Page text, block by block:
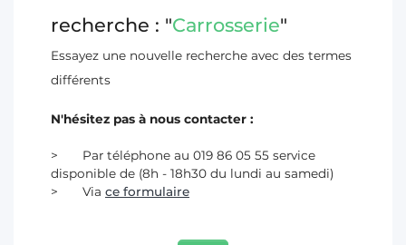
recherche : "Carrosserie"
Essayez une nouvelle recherche avec des termes
différents
N'hésitez pas à nous contacter :
Par téléphone au 019 86 05 55 service
disponible de (8h - 18h30 du lundi au samedi)
Via ce formulaire